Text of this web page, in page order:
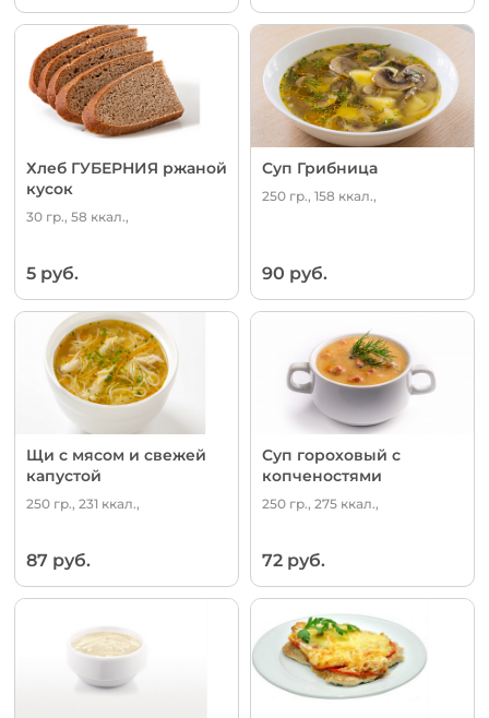
Хлеб ГУБЕРНИЯ ржаной
кусок
30 гр., 58 ккал.,
5 руб.
Суп Грибница
250 гр., 158 ккал.,
90 руб.
Щи с мясом и свежей
капустой
250 гр., 231 ккал.,
87 руб.
Суп гороховый с
копченостями
250 гр., 275 ккал.,
72 руб.